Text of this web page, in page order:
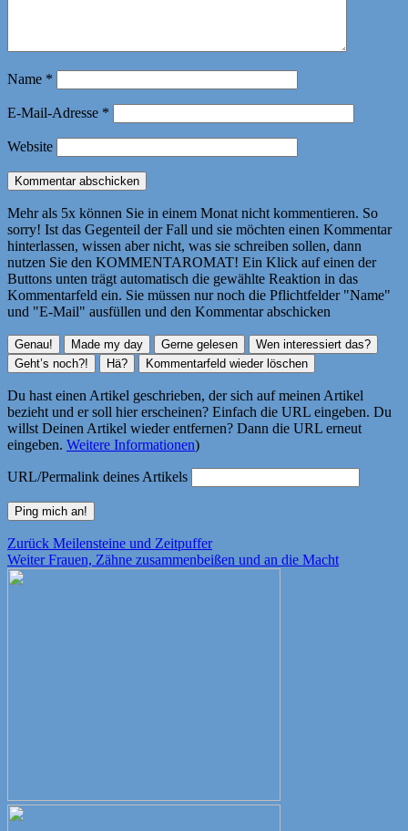
Name *
E-Mail-Adresse *
Website
Mehr als 5x können Sie in einem Monat nicht kommentieren. So
sorry! Ist das Gegenteil der Fall und sie möchten einen Kommentar
hinterlassen, wissen aber nicht, was sie schreiben sollen, dann
nutzen Sie den KOMMENTAROMAT! Ein Klick auf einen der
Buttons unten trägt automatisch die gewählte Reaktion in das
Kommentarfeld ein. Sie müssen nur noch die Pflichtfelder "Name"
und "E-Mail" ausfüllen und den Kommentar abschicken
Du hast einen Artikel geschrieben, der sich auf meinen Artikel
bezieht und er soll hier erscheinen? Einfach die URL eingeben. Du
willst Deinen Artikel wieder entfernen? Dann die URL erneut
eingeben. Weitere Informationen)
URL/Permalink deines Artikels
Beitragsnavigation
Zurück Vorheriger
Beitrag:
Meilensteine und Zeitpuffer
Weiter Nächster
Frauen, Zähne zusammenbeißen und an die Macht